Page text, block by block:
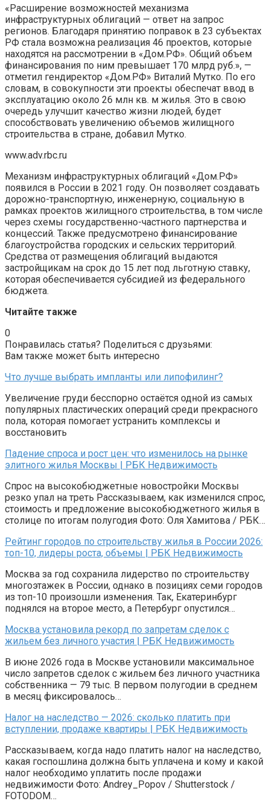
«Расширение возможностей механизма
инфраструктурных облигаций — ответ на запрос
регионов. Благодаря принятию поправок в 23 субъектах
РФ стала возможна реализация 46 проектов, которые
находятся на рассмотрении в «Дом.РФ». Общий объем
финансирования по ним превышает 170 млрд руб.», —
отметил гендиректор «Дом.РФ» Виталий Мутко. По его
словам, в совокупности эти проекты обеспечат ввод в
эксплуатацию около 26 млн кв. м жилья. Это в свою
очередь улучшит качество жизни людей, будет
способствовать увеличению объемов жилищного
строительства в стране, добавил Мутко.
www.adv.rbc.ru
Механизм инфраструктурных облигаций «Дом.РФ»
появился в России в 2021 году. Он позволяет создавать
дорожно-транспортную, инженерную, социальную в
рамках проектов жилищного строительства, в том числе
через схемы государственно-частного партнерства и
концессий. Также предусмотрено финансирование
благоустройства городских и сельских территорий.
Средства от размещения облигаций выдаются
застройщикам на срок до 15 лет под льготную ставку,
которая обеспечивается субсидией из федерального
бюджета.
Читайте также
0
Понравилась статья? Поделиться с друзьями:
Вам также может быть интересно
Что лучше выбрать импланты или липофилинг?
Увеличение груди бесспорно остаётся одной из самых
популярных пластических операций среди прекрасного
пола, которая помогает устранить комплексы и
восстановить
Падение спроса и рост цен: что изменилось на рынке
элитного жилья Москвы | РБК Недвижимость
Спрос на высокобюджетные новостройки Москвы
резко упал на треть Рассказываем, как изменился спрос,
стоимость и предложение высокобюджетного жилья в
столице по итогам полугодия Фото: Оля Хамитова / РБК…
Рейтинг городов по строительству жилья в России 2026:
топ-10, лидеры роста, объемы | РБК Недвижимость
Москва за год сохранила лидерство по строительству
многоэтажек в России, однако в позициях семи городов
из топ-10 произошли изменения. Так, Екатеринбург
поднялся на второе место, а Петербург опустился…
Москва установила рекорд по запретам сделок с
жильем без личного участия | РБК Недвижимость
В июне 2026 года в Москве установили максимальное
число запретов сделок с жильем без личного участника
собственника — 79 тыс. В первом полугодии в среднем
в месяц фиксировалось…
Налог на наследство — 2026: сколько платить при
вступлении, продаже квартиры | РБК Недвижимость
Рассказываем, когда надо платить налог на наследство,
какая госпошлина должна быть уплачена и кому и какой
налог необходимо уплатить после продажи
недвижимости Фото: Andrey_Popov / Shutterstock /
FOTODOM…